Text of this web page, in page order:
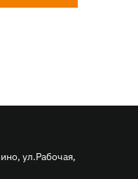
ул.Рабочая,